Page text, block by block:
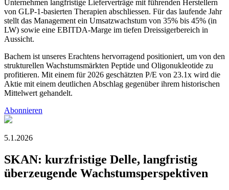
Unternehmen langfristige Lieferverträge mit führenden Herstellern
von GLP-1-basierten Therapien abschliessen. Für das laufende Jahr
stellt das Management ein Umsatzwachstum von 35% bis 45% (in
LW) sowie eine EBITDA-Marge im tiefen Dreissigerbereich in
Aussicht.
Bachem ist unseres Erachtens hervorragend positioniert, um von den
strukturellen Wachstumsmärkten Peptide und Oligonukleotide zu
profitieren. Mit einem für 2026 geschätzten P/E von 23.1x wird die
Aktie mit einem deutlichen Abschlag gegenüber ihrem historischen
Mittelwert gehandelt.
Abonnieren
5.1.2026
SKAN: kurzfristige Delle, langfristig
überzeugende Wachstumsperspektiven